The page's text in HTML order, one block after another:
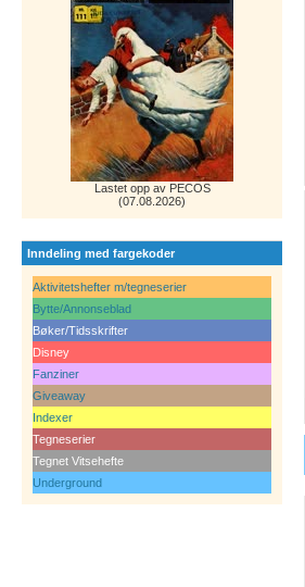
Lastet opp av PECOS
(07.08.2026)
Inndeling med fargekoder
Aktivitetshefter m/tegneserier
Bytte/Annonseblad
Bøker/Tidsskrifter
Disney
Fanziner
Giveaway
Indexer
Tegneserier
Tegnet Vitsehefte
Underground